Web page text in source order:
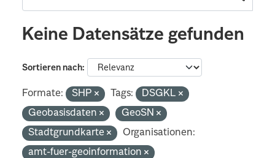
Keine Datensätze gefunden
Sortieren nach
Formate: SHP Tags:
DSGKL
Geobasisdaten
GeoSN
Stadtgrundkarte
Organisationen:
amt-fuer-geoinformation